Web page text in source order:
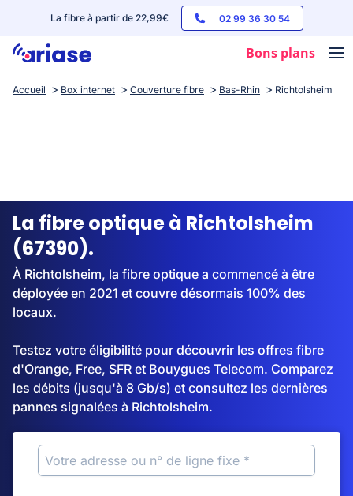
La fibre à partir de 22,99€ 02 99 36 30 54
Bons plans
Box internet
Streaming
Accueil Box internet Couverture fibre Bas-Rhin Richtolsheim
La fibre optique à Richtolsheim
(67390).
À Richtolsheim, la fibre optique a commencé à être
déployée en 2021 et couvre désormais 100% des
locaux.
Testez votre éligibilité pour découvrir les offres fibre
d'Orange, Free, SFR et Bouygues Telecom. Comparez
les débits (jusqu'à 8 Gb/s) et consultez les dernières
pannes signalées à Richtolsheim.